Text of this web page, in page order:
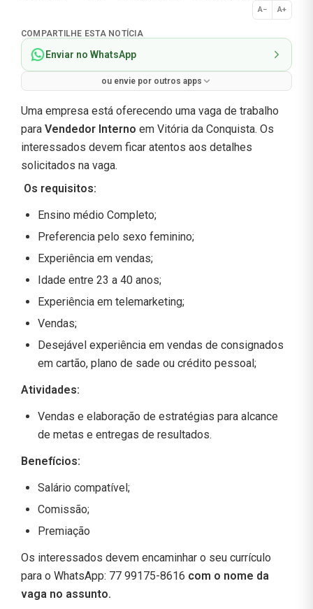
A− A+
Normal
COMPARTILHE ESTA NOTÍCIA
Enviar no WhatsApp
ou envie por outros apps
Uma empresa está oferecendo uma vaga de trabalho
para Vendedor Interno em Vitória da Conquista. Os
interessados devem ficar atentos aos detalhes
solicitados na vaga.
Os requisitos:
Ensino médio Completo;
Preferencia pelo sexo feminino;
Experiência em vendas;
Idade entre 23 a 40 anos;
Experiência em telemarketing;
Vendas;
Desejável experiência em vendas de consignados
em cartão, plano de sade ou crédito pessoal;
Atividades:
Vendas e elaboração de estratégias para alcance
de metas e entregas de resultados.
Benefícios:
Salário compatível;
Comissão;
Premiação
Os interessados devem encaminhar o seu currículo
para o WhatsApp: 77 99175-8616 com o nome da
vaga no assunto.